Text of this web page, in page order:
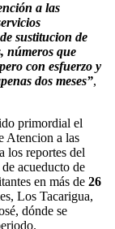
a las
sustitucion de
números que
con esfuerzo y
dos meses”,
primordial el
Atencion a las
los reportes del
acueducto de
en más de 26
Los Tacarigua,
dónde se